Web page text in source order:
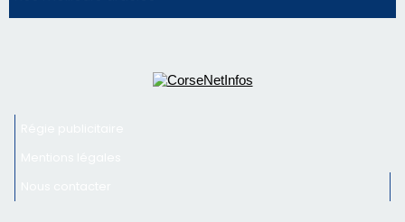
Nous contacter